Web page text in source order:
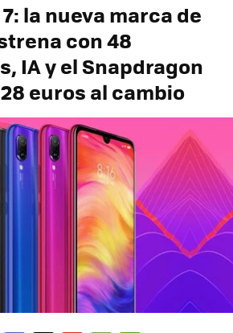
la nueva marca de
con 48
IA y el Snapdragon
euros al cambio